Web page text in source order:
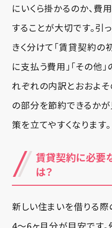
にいくら掛かるのか、
することが大切です。引
きく分けて「賃貸契約の
に支払う費用」「その他
れぞれの内訳とおおよそ
の部分を節約できるか
策を立てやすくなります。
賃貸契約に必要
は？
新しい住まいを借りる